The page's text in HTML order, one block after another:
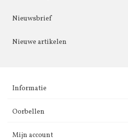
Nieuwsbrief
Nieuwe artikelen
Informatie
Oorbellen
Mijn account